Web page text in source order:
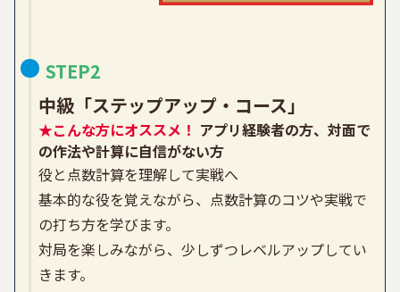
STEP2
中級「ステップアップ・コース」
★こんな方にオススメ！ アプリ経験者の方、対面で
の作法や計算に自信がない方
役と点数計算を理解して実戦へ
基本的な役を覚えながら、点数計算のコツや実戦で
の打ち方を学びます。
対局を楽しみながら、少しずつレベルアップしてい
きます。